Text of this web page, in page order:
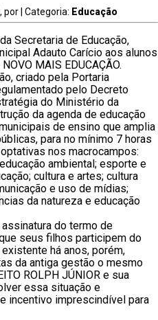
, por | Categoria: Educação
Secretaria de Educação,
Adauto Carício aos alunos
MAIS EDUCAÇÃO.
criado pela Portaria
pelo Decreto
do Ministério da
da agenda de educação
de ensino que amplia
para no mínimo 7 horas
nos macrocampos:
ambiental; esporte e
cultura e artes; cultura
e uso de mídias;
da natureza e educação
do termo de
seus filhos participem do
há anos, porém,
da antiga gestão o mesmo
ROLPH JÚNIOR e sua
essa situação e
incentivo imprescindível para